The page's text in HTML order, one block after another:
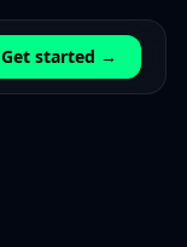
Get started →